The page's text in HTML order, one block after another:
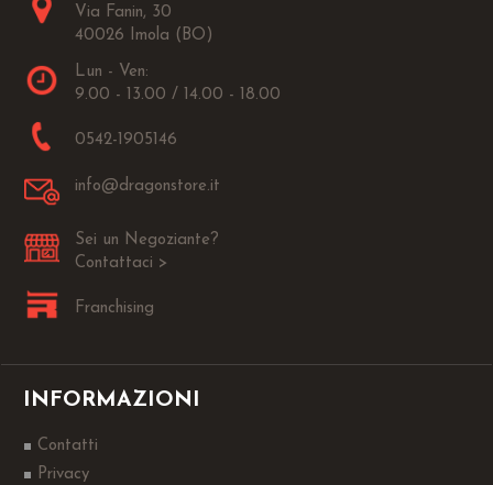
Via Fanin, 30
40026 Imola (BO)
Lun - Ven:
9.00 - 13.00 / 14.00 - 18.00
0542-1905146
info@dragonstore.it
Sei un Negoziante?
Contattaci >
Franchising
INFORMAZIONI
Contatti
Privacy